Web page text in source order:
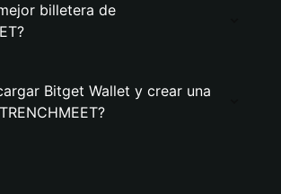
billetera de
Bitget Wallet y crear una